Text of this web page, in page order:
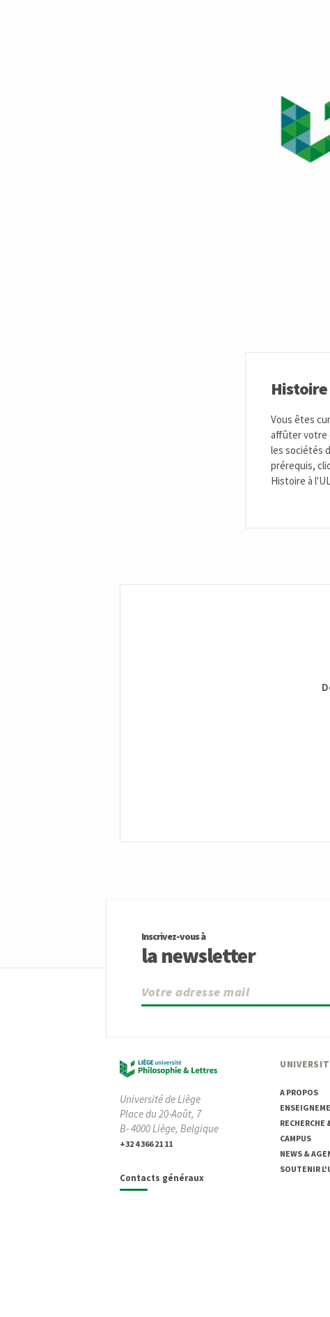
Vous êtes
affûter votre
les sociétés
prérequis,
Histoire à
Inscrivez-vous à
la newsletter
Université de Liège
Place du 20-Août, 7
B- 4000 Liège, Belgique
+32 4 366 21 11
Contacts généraux
A PROPOS
CAMPUS
NEWS &
SOUTENIR